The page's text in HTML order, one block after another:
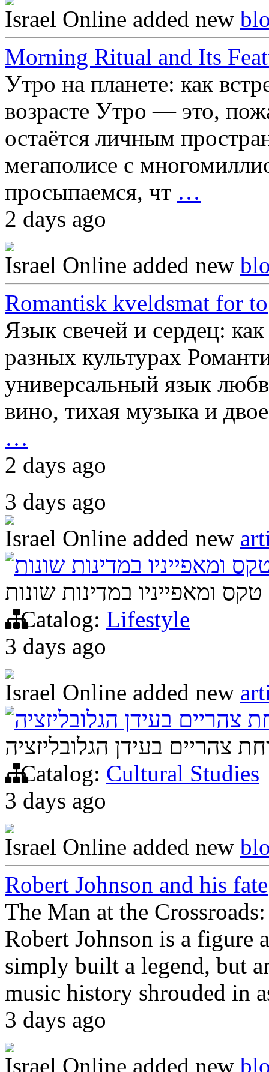
Israel Online added new
Morning Ritual and Its
Утро на планете: как
возрасте Утро — это,
остаётся личным
мегаполисе с
просыпаемся, чт …
2 days ago
Israel Online added new
Romantisk kveldsmat for to
Язык свечей и сердец:
разных культурах
универсальный язык
вино, тихая музыка и
…
2 days ago
3 days ago
Israel Online added new
ומאפייניו במדינות שונות
טקס ומאפייניו במדינות שונות
Catalog: Lifestyle
3 days ago
Israel Online added new
צהריים בעידן הגלובליזציה
צהריים בעידן הגלובליזציה
Catalog: Cultural Studies
3 days ago
Israel Online added new
Robert Johnson and his fate
The Man at the
Robert Johnson is a figure
simply built a legend, but
music history shrouded in
3 days ago
Israel Online added new